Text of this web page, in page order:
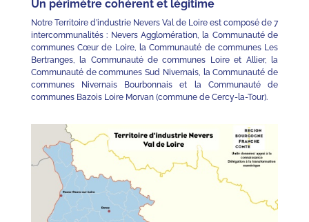
Un périmètre cohérent et légitime
Notre Territoire d’industrie Nevers Val de Loire est composé de 7
intercommunalités : Nevers Agglomération, la Communauté de
communes Cœur de Loire, la Communauté de communes Les
Bertranges, la Communauté de communes Loire et Allier, la
Communauté de communes Sud Nivernais, la Communauté de
communes Nivernais Bourbonnais et la Communauté de
communes Bazois Loire Morvan (commune de Cercy-la-Tour).